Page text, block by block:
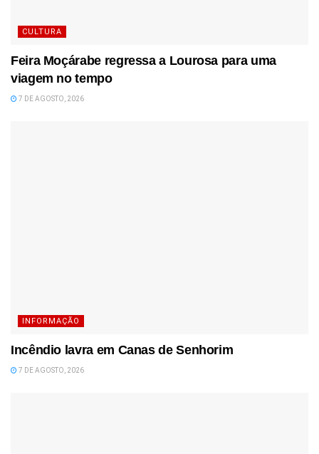
CULTURA
Feira Moçárabe regressa a Lourosa para uma
viagem no tempo
7 DE AGOSTO, 2026
INFORMAÇÃO
Incêndio lavra em Canas de Senhorim
7 DE AGOSTO, 2026